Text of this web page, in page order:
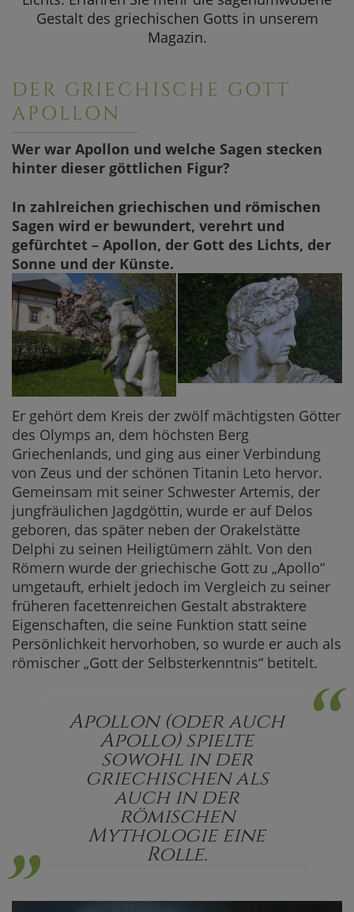
SOMMERAKTION
Aktuelle Angebote
Gestalt des griechischen Gotts in unserem
Magazin.
DER GRIECHISCHE GOTT
APOLLON
Wer war Apollon und welche Sagen stecken
hinter dieser göttlichen Figur?
In zahlreichen griechischen und römischen
Sagen wird er bewundert, verehrt und
gefürchtet – Apollon, der Gott des Lichts, der
Sonne und der Künste.
Er gehört dem Kreis der zwölf mächtigsten Götter
des Olymps an, dem höchsten Berg
Griechenlands, und ging aus einer Verbindung
von Zeus und der schönen Titanin Leto hervor.
Gemeinsam mit seiner Schwester Artemis, der
jungfräulichen Jagdgöttin, wurde er auf Delos
geboren, das später neben der Orakelstätte
Delphi zu seinen Heiligtümern zählt. Von den
Römern wurde der griechische Gott zu „Apollo“
umgetauft, erhielt jedoch im Vergleich zu seiner
früheren facettenreichen Gestalt abstraktere
Eigenschaften, die seine Funktion statt seine
Persönlichkeit hervorhoben, so wurde er auch als
römischer „Gott der Selbsterkenntnis“ betitelt.
“
„
Apollon (oder auch
Apollo) spielte
sowohl in der
griechischen als
auch in der
römischen
Mythologie eine
Rolle.